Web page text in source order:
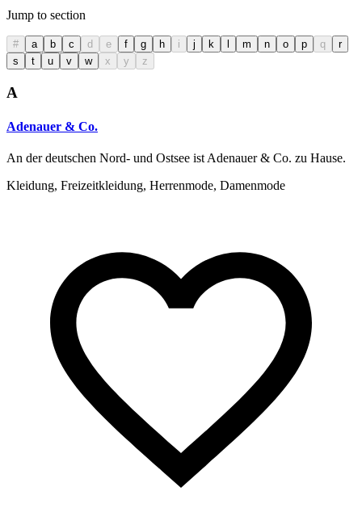
Jump to section
# a b c d e f g h i j k l m n o p q
r
s
t u v w x y z
A
Adenauer & Co.
An der deutschen Nord- und Ostsee ist Adenauer & Co. zu Hause.
Kleidung, Freizeitkleidung, Herrenmode, Damenmode